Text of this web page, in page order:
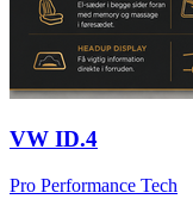
VW ID.4
Pro Performance Tech